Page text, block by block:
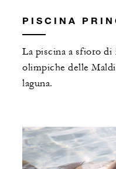
PISCINA
La piscina a sfioro di
olimpiche delle
laguna.